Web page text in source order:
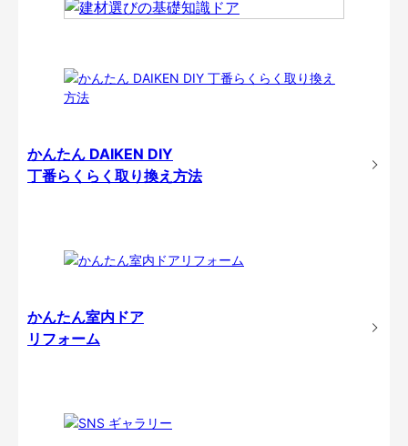
かんたん DAIKEN DIY
丁番らくらく取り換え方法
かんたん室内ドア
リフォーム